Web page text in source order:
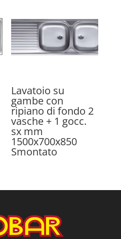
Lavatoio su
gambe con
ripiano di fondo 2
vasche + 1 gocc.
sx mm
1500x700x850
Smontato